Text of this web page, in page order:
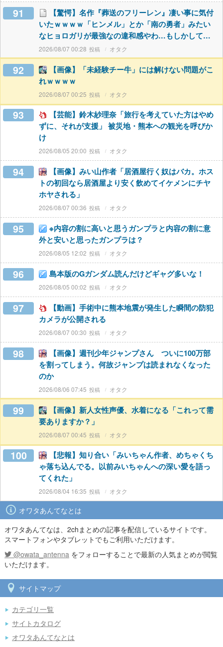
91
【驚愕】名作『葬送のフリーレン』凄い事に気付
いたｗｗｗｗ「ヒンメル」とか「南の勇者」みたい
なヒョロガリが最強なの違和感やわ…もしかして…
2026/08/07 00:28 オタク
92
【画像】「未経験チー牛」には解けない問題がこ
れｗｗｗｗ
2026/08/07 00:25 オタク
93
【芸能】鈴木紗理奈「旅行を考えていた方はやめ
ずに、それが支援」 被災地・熊本への観光を呼びか
け
2026/08/05 20:00 オタク
94
【画像】みい山作者「居酒屋行く奴はバカ。ホス
トの初回なら居酒屋より安く飲めてイケメンにチヤ
ホヤされる」
2026/08/07 00:36 オタク
95
※内容の割に高いと思うガンプラと内容の割に意
外と安いと思ったガンプラは？
2026/08/05 12:02 オタク
96 島本版のGガンダム読んだけどギャグ多いな！
2026/08/05 00:02 オタク
97
【動画】手術中に熊本地震が発生した瞬間の防犯
カメラが公開される
2026/08/07 00:30 オタク
98
【画像】週刊少年ジャンプさん ついに100万部
を割ってしまう。何故ジャンプは読まれなくなった
のか
2026/08/06 07:45 オタク
99
【画像】新人女性声優、水着になる「これって需
要ありますか？」
2026/08/07 00:45 オタク
100
【悲報】知り合い「みいちゃん作者、めちゃくち
ゃ落ち込んでる。以前みいちゃんへの深い愛を語っ
てくれた」
2026/08/04 16:35 オタク
オワタあんてなとは
オワタあんてなは、2chまとめの記事を配信しているサイトです。
スマートフォンやタブレットでもご利用いただけます。
@owata_antenna をフォローすることで最新の人気まとめが閲覧
いただけます。
サイトマップ
カテゴリ一覧
サイトカタログ
オワタあんてなとは